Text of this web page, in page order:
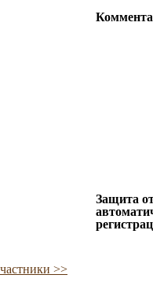
>>
Защита